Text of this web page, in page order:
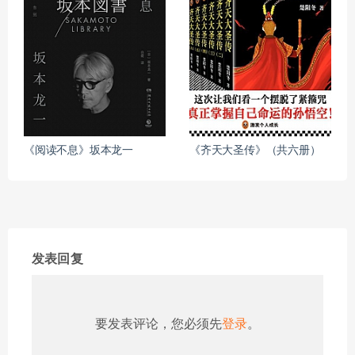
《阅读不息》坂本龙一 《齐天大圣传》（共六册）
发表回复
要发表评论，您必须先登录。